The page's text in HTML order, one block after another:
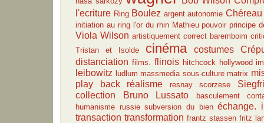
l'ecriture Ring Boulez argent autonomie Chéreau
initiation au ring l'or du rhin Mathieu pouvoir principe
Viola Wilson artistiquement correct baremboim
Tristan et Isolde
cinéma costumes
distanciation films. flinois hitchcock hollywood
leibowitz ludlum massmedia sous-culture matrix
play back
réalisme resnay scorzese
collection Bruno Lussato
basculement
humanisme russie subversion du bien échange.
transaction transformation frantz stassen fritz